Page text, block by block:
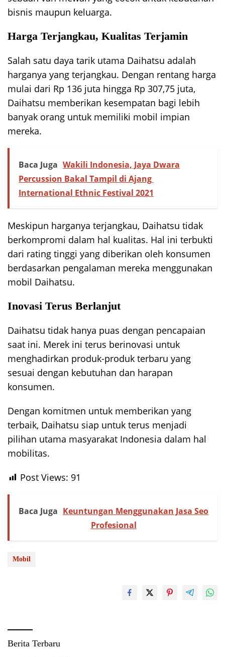
bisnis maupun keluarga.
Harga Terjangkau, Kualitas Terjamin
Salah satu daya tarik utama Daihatsu adalah
harganya yang terjangkau. Dengan rentang harga
mulai dari Rp 136 juta hingga Rp 307,75 juta,
Daihatsu memberikan kesempatan bagi lebih
banyak orang untuk memiliki mobil impian
mereka.
Baca Juga Wakili Indonesia, Jaya Dwara
Percussion Bakal Tampil di Ajang
International Ethnic Festival 2021
Meskipun harganya terjangkau, Daihatsu tidak
berkompromi dalam hal kualitas. Hal ini terbukti
dari rating tinggi yang diberikan oleh konsumen
berdasarkan pengalaman mereka menggunakan
mobil Daihatsu.
Inovasi Terus Berlanjut
Daihatsu tidak hanya puas dengan pencapaian
saat ini. Merek ini terus berinovasi untuk
menghadirkan produk-produk terbaru yang
sesuai dengan kebutuhan dan harapan
konsumen.
Dengan komitmen untuk memberikan yang
terbaik, Daihatsu siap untuk terus menjadi
pilihan utama masyarakat Indonesia dalam hal
mobilitas.
Post Views: 91
Baca Juga Keuntungan Menggunakan Jasa Seo
Profesional
Mobil
Berita Terbaru